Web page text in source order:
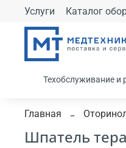
Услуги Каталог
Техобслуживание и
Главная
Шпатель